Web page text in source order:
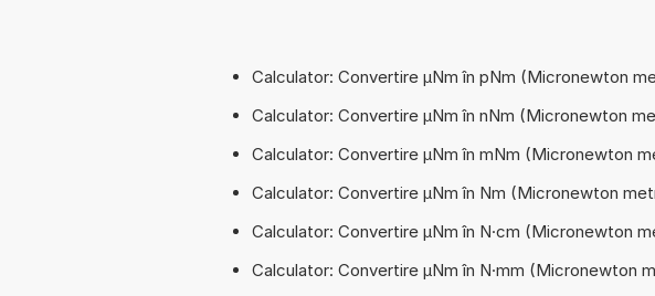
Calculator: Convertire µNm în pNm (Micronewton
Calculator: Convertire µNm în nNm (Micronewton
Calculator: Convertire µNm în mNm (Micronewton
Calculator: Convertire µNm în Nm (Micronewton
Calculator: Convertire µNm în N·cm (Micronewton
Calculator: Convertire µNm în N·mm (Micronewton